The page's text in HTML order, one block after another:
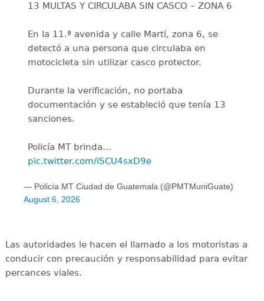
13 MULTAS Y CIRCULABA SIN CASCO – ZONA 6
En la 11.ª avenida y calle Martí, zona 6, se
detectó a una persona que circulaba en
motocicleta sin utilizar casco protector.
Durante la verificación, no portaba
documentación y se estableció que tenía 13
sanciones.
Policía MT brinda…
pic.twitter.com/iSCU4sxD9e
— Policía MT Ciudad de Guatemala (@PMTMuniGuate)
August 6, 2026
Las autoridades le hacen el llamado a los motoristas a
conducir con precaución y responsabilidad para evitar
percances viales.